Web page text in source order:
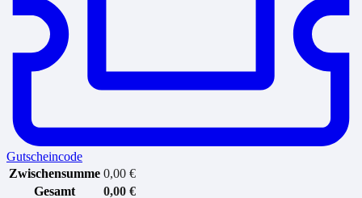
Gutscheincode
Zwischensumme 0,00 €
Gesamt
0,00 €